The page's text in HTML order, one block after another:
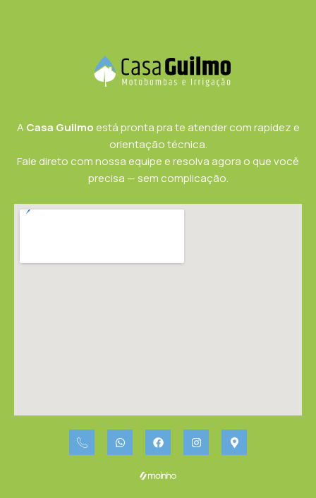
A Casa Guilmo está pronta pra te atender com rapidez e
orientação técnica.
Fale direto com nossa equipe e resolva agora o que você
precisa — sem complicação.